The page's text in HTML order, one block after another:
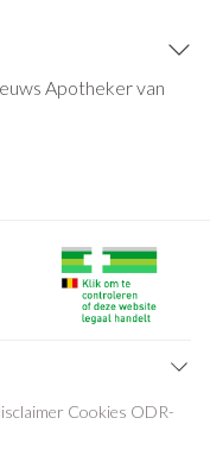
Apotheker van
Cookies ODR-